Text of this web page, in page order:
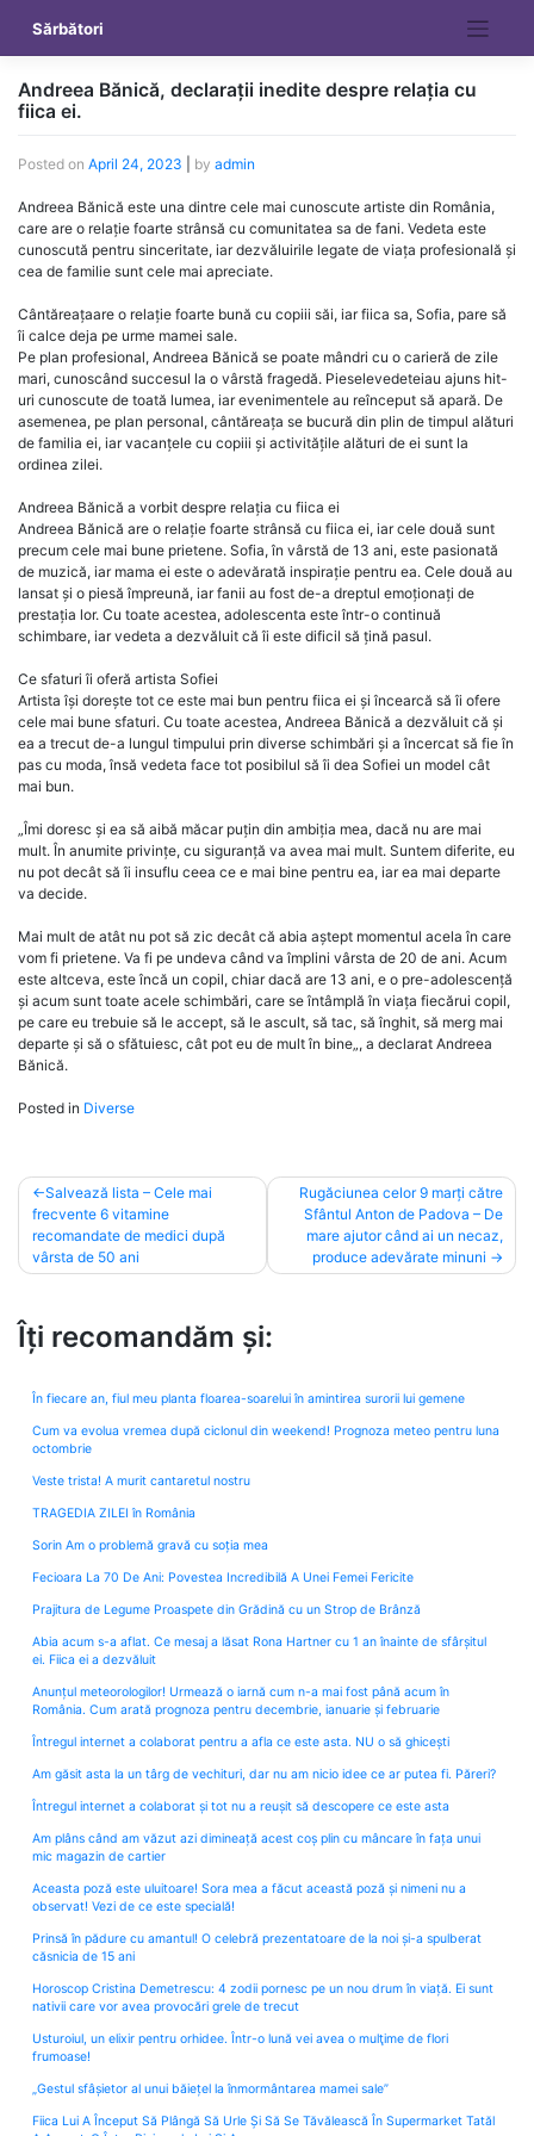
content
Sărbători
Andreea Bănică, declarații inedite despre relația cu
fiica ei.
Posted on April 24, 2023 by admin
Andreea Bănică este una dintre cele mai cunoscute artiste din România,
care are o relație foarte strânsă cu comunitatea sa de fani. Vedeta este
cunoscută pentru sinceritate, iar dezvăluirile legate de viața profesională și
cea de familie sunt cele mai apreciate.
Cântăreațaare o relație foarte bună cu copiii săi, iar fiica sa, Sofia, pare să
îi calce deja pe urme mamei sale.
Pe plan profesional, Andreea Bănică se poate mândri cu o carieră de zile
mari, cunoscând succesul la o vârstă fragedă. Pieselevedeteiau ajuns hit-
uri cunoscute de toată lumea, iar evenimentele au reînceput să apară. De
asemenea, pe plan personal, cântăreața se bucură din plin de timpul alături
de familia ei, iar vacanțele cu copiii și activitățile alături de ei sunt la
ordinea zilei.
Andreea Bănică a vorbit despre relația cu fiica ei
Andreea Bănică are o relație foarte strânsă cu fiica ei, iar cele două sunt
precum cele mai bune prietene. Sofia, în vârstă de 13 ani, este pasionată
de muzică, iar mama ei este o adevărată inspirație pentru ea. Cele două au
lansat și o piesă împreună, iar fanii au fost de-a dreptul emoționați de
prestația lor. Cu toate acestea, adolescenta este într-o continuă
schimbare, iar vedeta a dezvăluit că îi este dificil să țină pasul.
Ce sfaturi îi oferă artista Sofiei
Artista își dorește tot ce este mai bun pentru fiica ei și încearcă să îi ofere
cele mai bune sfaturi. Cu toate acestea, Andreea Bănică a dezvăluit că și
ea a trecut de-a lungul timpului prin diverse schimbări și a încercat să fie în
pas cu moda, însă vedeta face tot posibilul să îi dea Sofiei un model cât
mai bun.
„Îmi doresc și ea să aibă măcar puțin din ambiția mea, dacă nu are mai
mult. În anumite privințe, cu siguranță va avea mai mult. Suntem diferite, eu
nu pot decât să îi insuflu ceea ce e mai bine pentru ea, iar ea mai departe
va decide.
Mai mult de atât nu pot să zic decât că abia aștept momentul acela în care
vom fi prietene. Va fi pe undeva când va împlini vârsta de 20 de ani. Acum
este altceva, este încă un copil, chiar dacă are 13 ani, e o pre-adolescență
și acum sunt toate acele schimbări, care se întâmplă în viața fiecărui copil,
pe care eu trebuie să le accept, să le ascult, să tac, să înghit, să merg mai
departe și să o sfătuiesc, cât pot eu de mult în bine„, a declarat Andreea
Bănică.
Posted in Diverse
Post
navigation
Salvează lista – Cele mai
frecvente 6 vitamine
recomandate de medici după
vârsta de 50 ani
Rugăciunea celor 9 marți către
Sfântul Anton de Padova – De
mare ajutor când ai un necaz,
produce adevărate minuni
Îți recomandăm și:
În fiecare an, fiul meu planta floarea-soarelui în amintirea surorii lui gemene
Cum va evolua vremea după ciclonul din weekend! Prognoza meteo pentru luna
octombrie
Veste trista! A murit cantaretul nostru
TRAGEDIA ZILEI în România
Sorin Am o problemă gravă cu soția mea
Fecioara La 70 De Ani: Povestea Incredibilă A Unei Femei Fericite
Prajitura de Legume Proaspete din Grădină cu un Strop de Brânză
Abia acum s-a aflat. Ce mesaj a lăsat Rona Hartner cu 1 an înainte de sfârșitul
ei. Fiica ei a dezvăluit
Anunțul meteorologilor! Urmează o iarnă cum n-a mai fost până acum în
România. Cum arată prognoza pentru decembrie, ianuarie și februarie
Întregul internet a colaborat pentru a afla ce este asta. NU o să ghicești
Am găsit asta la un târg de vechituri, dar nu am nicio idee ce ar putea fi. Păreri?
Întregul internet a colaborat și tot nu a reușit să descopere ce este asta
Am plâns când am văzut azi dimineață acest coș plin cu mâncare în fața unui
mic magazin de cartier
Aceasta poză este uluitoare! Sora mea a făcut această poză și nimeni nu a
observat! Vezi de ce este specială!
Prinsă în pădure cu amantul! O celebră prezentatoare de la noi și-a spulberat
căsnicia de 15 ani
Horoscop Cristina Demetrescu: 4 zodii pornesc pe un nou drum în viață. Ei sunt
nativii care vor avea provocări grele de trecut
Usturoiul, un elixir pentru orhidee. Într-o lună vei avea o mulţime de flori
frumoase!
„Gestul sfâșietor al unui băiețel la înmormântarea mamei sale”
Fiica Lui A Început Să Plângă Să Urle Și Să Se Tăvălească În Supermarket Tatăl